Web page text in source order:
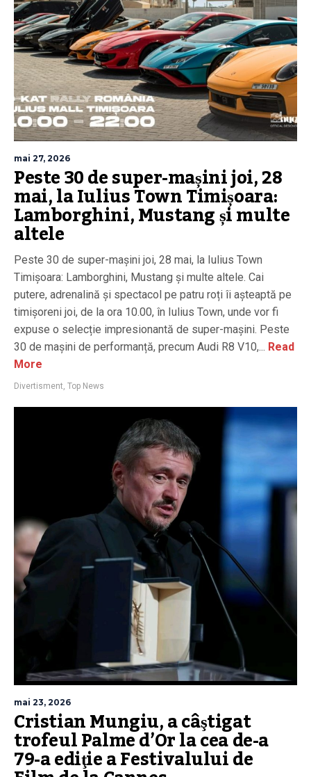
mai 27, 2026
Peste 30 de super-mașini joi, 28
mai, la Iulius Town Timișoara:
Lamborghini, Mustang și multe
altele
Peste 30 de super-mașini joi, 28 mai, la Iulius Town
Timișoara: Lamborghini, Mustang și multe altele. Cai
putere, adrenalină și spectacol pe patru roți îi așteaptă pe
timișoreni joi, de la ora 10.00, în Iulius Town, unde vor fi
expuse o selecție impresionantă de super-mașini. Peste
30 de mașini de performanță, precum Audi R8 V10,... Read
More
Divertisment, Top News
mai 23, 2026
Cristian Mungiu, a câştigat
trofeul Palme d’Or la cea de-a
79-a ediţie a Festivalului de